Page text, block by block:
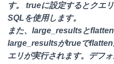
す。 trueに設定するとクエ
SQLを使用します。
また、large_resultsとflatten
large_resultsがtrueでflatten
エリが実行されます。デフォ